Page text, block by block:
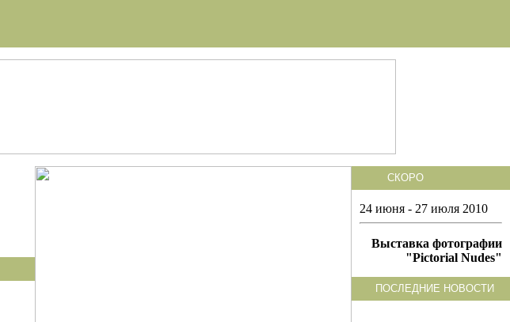
СКОРО
24 июня - 27 июля 2010
Выставка фотографии
"Pictorial Nudes"
ПОСЛЕДНИЕ НОВОСТИ